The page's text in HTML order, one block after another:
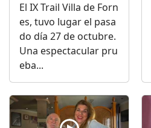
El IX Trail Villa de Forn
es, tuvo lugar el pasa
do día 27 de octubre.
Una espectacular pru
eba...